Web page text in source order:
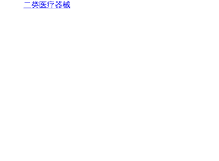
二类医疗器械